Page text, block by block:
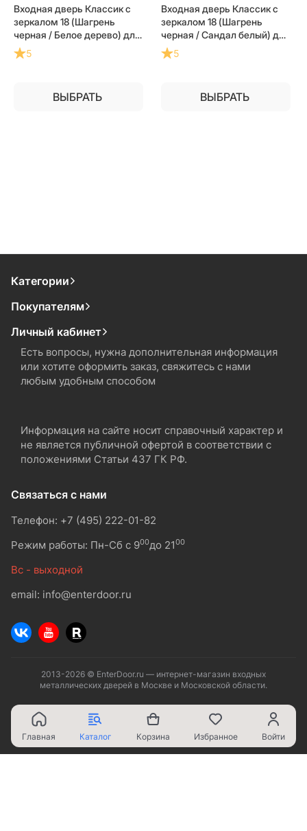
Входная дверь Классик с
зеркалом 18 (Шагрень
черная / Белое дерево) для
установки в квартиру
5
ВЫБРАТЬ
Входная дверь Классик с
зеркалом 18 (Шагрень
черная / Сандал белый) для
установки в квартиру
5
ВЫБРАТЬ
Категории
Покупателям
Личный кабинет
Есть вопросы, нужна дополнительная информация
или хотите оформить заказ, свяжитесь с нами
любым удобным способом
Информация на сайте носит справочный характер и
не является публичной офертой в соответствии с
положениями Статьи 437 ГК РФ.
Связаться с нами
Телефон: +7 (495) 222-01-82
Режим работы: Пн-Сб с 900до 2100
Вс - выходной
email: info@enterdoor.ru
2013-2026 © EnterDoor.ru — интернет-магазин входных
металлических дверей в Москве и Московской области.
Главная Каталог Корзина Избранное Войти